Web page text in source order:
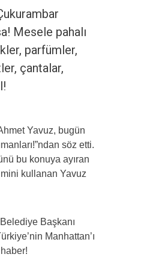
Mesele pahalı
parfümler,
çantalar,
Yavuz, bugün
söz etti.
bu konuya ayıran
kullanan Yavuz
Başkanı
Manhattan’ı